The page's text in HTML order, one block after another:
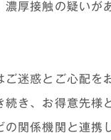
濃厚接触の疑いが
ご迷惑とご心配を
続き、お得意先様
の関係機関と連携